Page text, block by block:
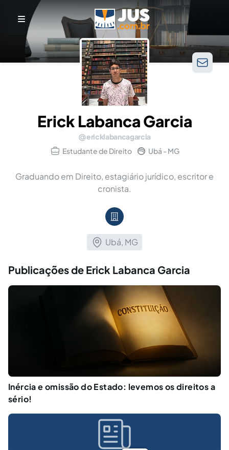
Erick Labanca Garcia
ericklabancagarcia
Estudante de Direito
Ubá - MG
Graduando em Direito, estagiário jurídico, escritor e
cronista.
Ubá, MG
Publicações de Erick Labanca Garcia
Inércia e omissão do Estado: levemos os direitos a
sério!